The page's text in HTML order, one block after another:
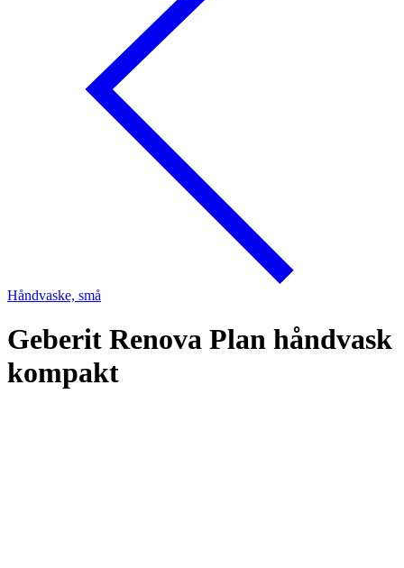
Håndvaske, små
Geberit Renova Plan håndvask
kompakt